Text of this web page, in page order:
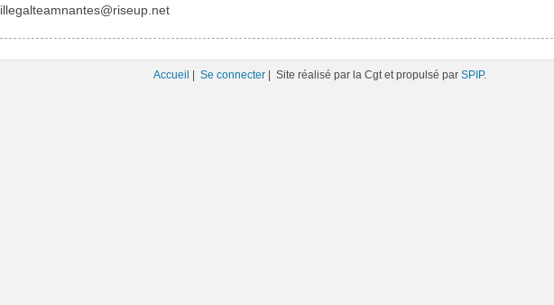
illegalteamnantes@riseup.net
Accueil | Se connecter| Site réalisé par la Cgt et propulsé par SPIP.